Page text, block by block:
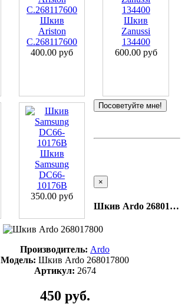
Шкив
Ariston
C.268117600
400.00 руб
Шкив
Zanussi
134400
600.00 руб
Шкив
Samsung
DC66-
10176B
350.00 руб
Посоветуйте мне!
×
Шкив Ardo 268017800
Производитель: Ardo
Модель: Шкив Ardo 268017800
Артикул: 2674
450 руб.